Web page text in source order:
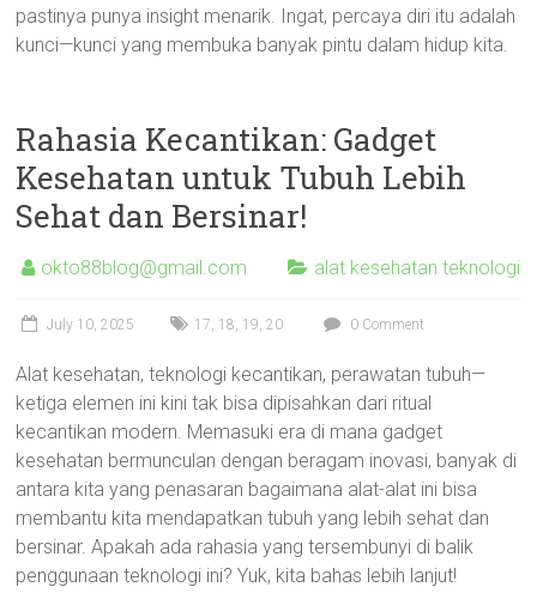
pastinya punya insight menarik. Ingat, percaya diri itu adalah
kunci—kunci yang membuka banyak pintu dalam hidup kita.
Rahasia Kecantikan: Gadget
Kesehatan untuk Tubuh Lebih
Sehat dan Bersinar!
okto88blog@gmail.com alat kesehatan teknologi
July 10, 2025 17, 18, 19,20 0 Comment
Alat kesehatan, teknologi kecantikan, perawatan tubuh—
ketiga elemen ini kini tak bisa dipisahkan dari ritual
kecantikan modern. Memasuki era di mana gadget
kesehatan bermunculan dengan beragam inovasi, banyak di
antara kita yang penasaran bagaimana alat-alat ini bisa
membantu kita mendapatkan tubuh yang lebih sehat dan
bersinar. Apakah ada rahasia yang tersembunyi di balik
penggunaan teknologi ini? Yuk, kita bahas lebih lanjut!